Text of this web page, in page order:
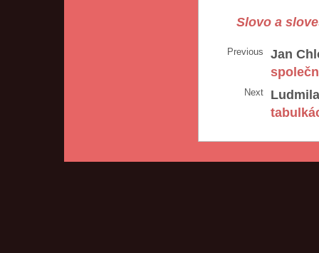
Slovo a
Previous
Jan
Next